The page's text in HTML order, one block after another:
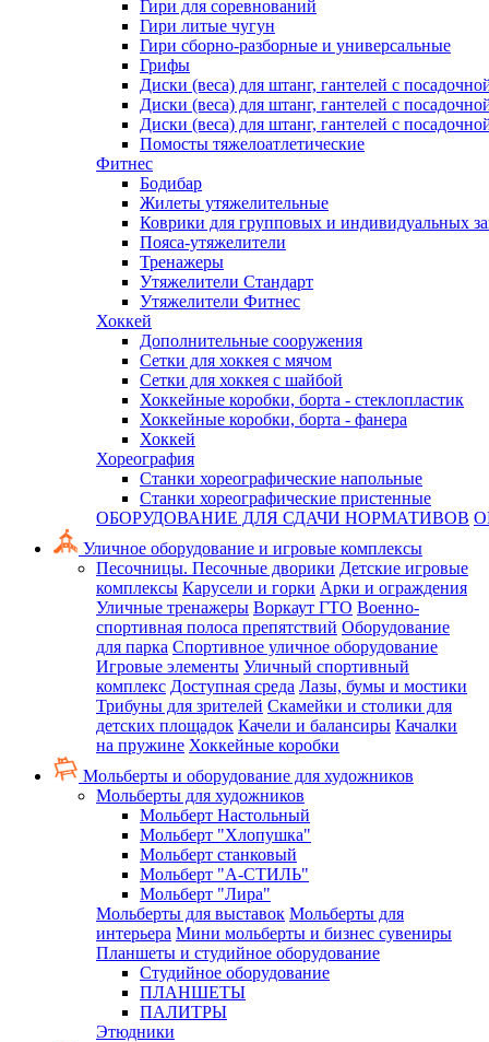
Гири для соревнований
Гири литые чугун
Гири сборно-разборные и универсальные
Грифы
Диски (веса) для штанг, гантелей с
Диски (веса) для штанг, гантелей с
Диски (веса) для штанг, гантелей с
Помосты тяжелоатлетические
Фитнес
Бодибар
Жилеты утяжелительные
Коврики для групповых и индивидуальных
Пояса-утяжелители
Тренажеры
Утяжелители Стандарт
Утяжелители Фитнес
Хоккей
Дополнительные сооружения
Сетки для хоккея с мячом
Сетки для хоккея с шайбой
Хоккейные коробки, борта - стеклопластик
Хоккейные коробки, борта - фанера
Хоккей
Хореография
Станки хореографические напольные
Станки хореографические пристенные
ОБОРУДОВАНИЕ ДЛЯ СДАЧИ НОРМАТИВОВ
Уличное оборудование и игровые комплексы
Песочницы. Песочные дворики Детские игровые
комплексы Карусели и горки Арки и ограждения
Уличные тренажеры Воркаут ГТО Военно-
спортивная полоса препятствий Оборудование
для парка Спортивное уличное оборудование
Игровые элементы Уличный спортивный
комплекс Доступная среда Лазы, бумы и мостики
Трибуны для зрителей Скамейки и столики для
детских площадок Качели и балансиры Качалки
на пружине Хоккейные коробки
Мольберты и оборудование для художников
Мольберты для художников
Мольберт Настольный
Мольберт "Хлопушка"
Мольберт станковый
Мольберт "А-СТИЛЬ"
Мольберт "Лира"
Мольберты для выставок Мольберты для
интерьера Мини мольберты и бизнес сувениры
Планшеты и студийное оборудование
Студийное оборудование
ПЛАНШЕТЫ
ПАЛИТРЫ
Этюдники